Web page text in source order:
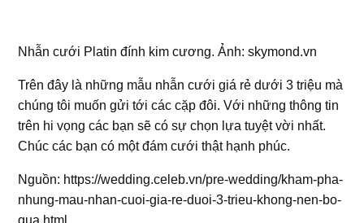
Nhẫn cưới Platin đính kim cương. Ảnh: skymond.vn
Trên đây là những mẫu nhẫn cưới giá rẻ dưới 3 triệu mà
chúng tôi muốn gửi tới các cặp đôi. Với những thông tin
trên hi vọng các bạn sẽ có sự chọn lựa tuyệt vời nhất.
Chúc các bạn có một đám cưới thật hạnh phúc.
Nguồn: https://wedding.celeb.vn/pre-wedding/kham-pha-
nhung-mau-nhan-cuoi-gia-re-duoi-3-trieu-khong-nen-bo-